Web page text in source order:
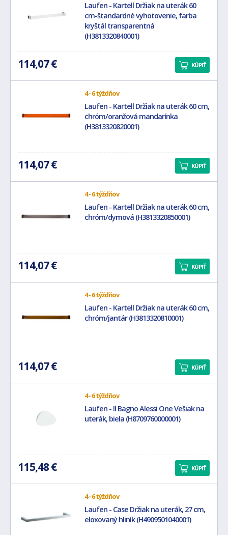
Laufen - Kartell Držiak na uterák 60
cm-štandardné vyhotovenie, farba
kryštál transparentná
(H3813320840001)
114,07 € KÚPIŤ
4 - 6 týždňov
Laufen - Kartell Držiak na uterák 60 cm,
chróm/oranžová mandarínka
(H3813320820001)
114,07 € KÚPIŤ
4 - 6 týždňov
Laufen - Kartell Držiak na uterák 60 cm,
chróm/dymová (H3813320850001)
114,07 € KÚPIŤ
4 - 6 týždňov
Laufen - Kartell Držiak na uterák 60 cm,
chróm/jantár (H3813320810001)
114,07 € KÚPIŤ
4 - 6 týždňov
Laufen - Il Bagno Alessi One Vešiak na
uterák, biela (H8709760000001)
115,48 € KÚPIŤ
4 - 6 týždňov
Laufen - Case Držiak na uterák, 27 cm,
eloxovaný hliník (H4909501040001)